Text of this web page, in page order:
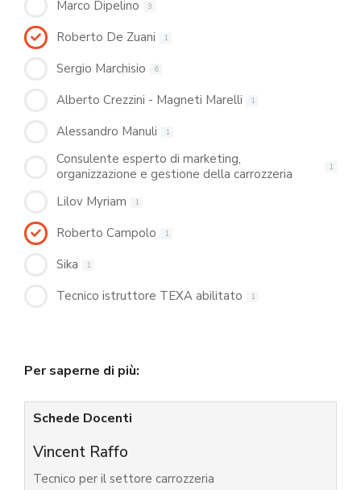
Marco Dipelino 3
Roberto De Zuani 1
Sergio Marchisio 6
Alberto Crezzini - Magneti Marelli 1
Alessandro Manuli 1
Consulente esperto di marketing,
organizzazione e gestione della carrozzeria
1
Lilov Myriam 1
Roberto Campolo 1
Sika 1
Tecnico istruttore TEXA abilitato 1
Per saperne di più:
Schede Docenti
Vincent Raffo
Tecnico per il settore carrozzeria